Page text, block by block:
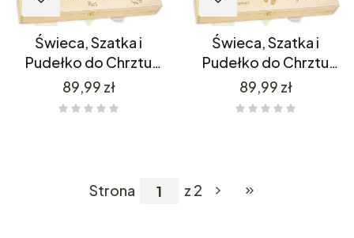
Świeca, Szatka i
Pudełko do Chrztu
C4SH7P11/1
Cena
89,99 zł
Świeca, Szatka i
Pudełko do Chrztu
C4SH7P11/11
Cena
89,99 zł
Strona z 2 Przejdź do